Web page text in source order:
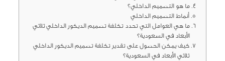
ما هو التصميم الداخلي؟
أنماط التصميم الداخلي
ما هي العوامل التي تحدد تكلفة تصميم الديكور الداخلي ثلاثي
الأبعاد في السعودية؟
كيف يمكن الحصول على تقدير تكلفة تصميم الديكور الداخلي
ثلاثي الأبعاد في السعودية؟